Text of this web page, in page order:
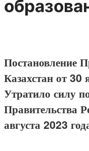
Постановление
Казахстан от 30
Утратило силу
Правительства
августа 2023